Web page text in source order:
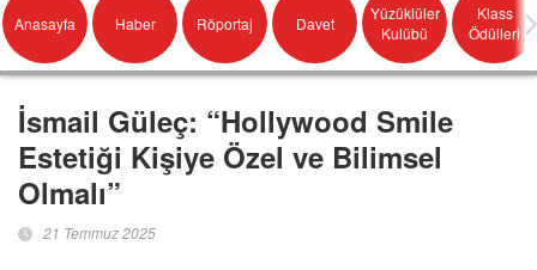
Anasayfa Haber Röportaj Davet
Yüzüklüler
Kulübü
Klass
Ödülleri
İsmail Güleç: “Hollywood Smile
Estetiği Kişiye Özel ve Bilimsel
Olmalı”
21 Temmuz 2025